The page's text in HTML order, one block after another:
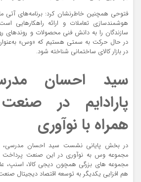
فتوحی همچنین خاطرنشان کرد: برنامه‌های آتی ما
هوشمندسازی تعاملات و ارائه راهکارهایی
سازندگان را به دانش فنی محصولات و روندهای
در حال حرکت به سمتی هستیم که «وس» به‌عنوان
در بازار کالای ساختمانی شناخته شود.
سید احسان
پارادایم در
همراه با نوآوری
در بخش پایانی نشست سید احسان مدرسی،
مجموعه وس به نوآوری در این صنعت
مجموعه های بزرگی همچون دیجی کالا، اسنپ،
هم افزایی یکدیگر به توسعه اقتصاد دیجیتال